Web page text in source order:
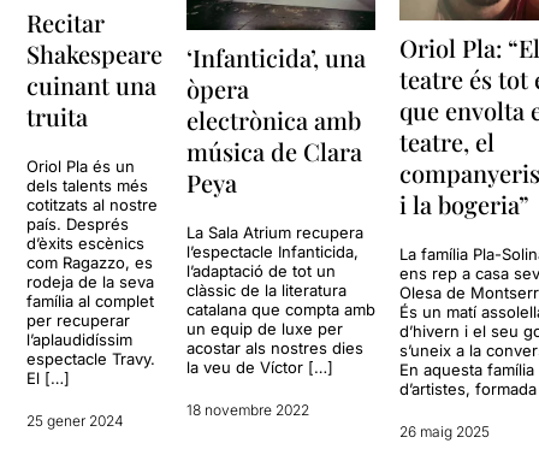
Recitar
Shakespeare
cuinant una
truita
Oriol Pla és un
dels talents més
cotitzats al nostre
país. Després
d’èxits escènics
com Ragazzo, es
rodeja de la seva
família al complet
per recuperar
l’aplaudidíssim
espectacle Travy.
El […]
25 gener 2024
‘Infanticida’, una
òpera
electrònica amb
música de Clara
Peya
La Sala Atrium recupera
l’espectacle Infanticida,
l’adaptació de tot un
clàssic de la literatura
catalana que compta amb
un equip de luxe per
acostar als nostres dies
la veu de Víctor […]
18 novembre 2022
Oriol Pla:
teatre és tot
que envolta
teatre, el
i la bogeria”
La família Pla-
ens rep a casa
Olesa de
És un matí
d’hivern i el seu
s’uneix a la
En aquesta família
d’artistes,
26 maig 2025